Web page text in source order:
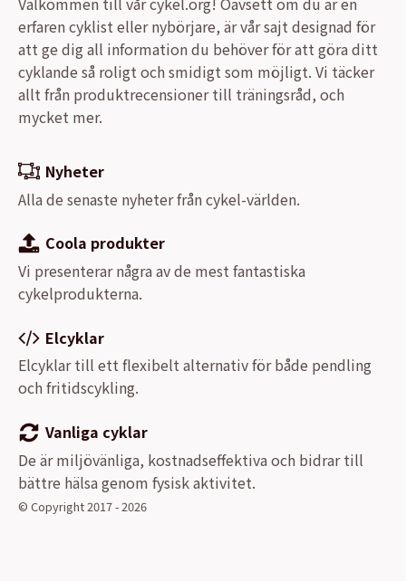
erfaren cyklist eller nybörjare, är vår sajt designad för
att ge dig all information du behöver för att göra ditt
cyklande så roligt och smidigt som möjligt. Vi täcker
allt från produktrecensioner till träningsråd, och
mycket mer.
Nyheter
Alla de senaste nyheter från cykel-världen.
Coola produkter
Vi presenterar några av de mest fantastiska
cykelprodukterna.
Elcyklar
Elcyklar till ett flexibelt alternativ för både pendling
och fritidscykling.
Vanliga cyklar
De är miljövänliga, kostnadseffektiva och bidrar till
bättre hälsa genom fysisk aktivitet.
© Copyright 2017 - 2026